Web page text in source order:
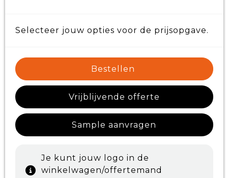
Selecteer jouw opties voor de prijsopgave.
Bestellen
Vrijblijvende offerte
Sample aanvragen
Je kunt jouw logo in de
winkelwagen/offertemand